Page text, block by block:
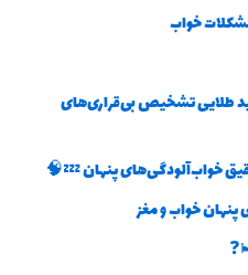
خواب
طلایی تشخیص بی‌قراری‌های
خواب‌آلودگی‌های پنهان 💤🧠
پنهان خواب و مغز